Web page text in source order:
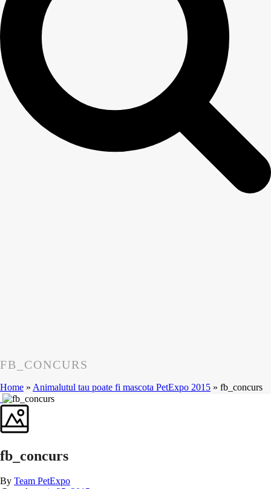
FB_CONCURS
Home » Animalutul tau poate fi mascota PetExpo 2015 » fb_concurs
fb_concurs
By Team PetExpo